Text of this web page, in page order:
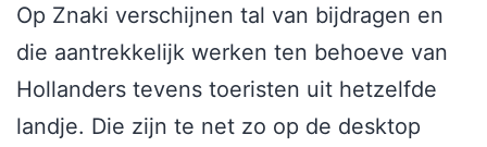
Op Znaki verschijnen tal van bijdragen en
die aantrekkelijk werken ten behoeve van
Hollanders tevens toeristen uit hetzelfde
landje. Die zijn te net zo op de desktop